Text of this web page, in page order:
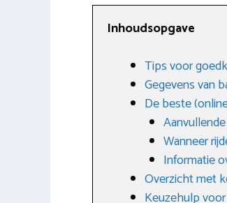
Inhoudsopgave
Tips voor
Gegevens van
De beste
Wanneer
Informatie
Overzicht met
Keuzehulp